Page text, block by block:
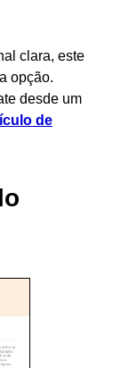
clara, este
opção.
desde um
de